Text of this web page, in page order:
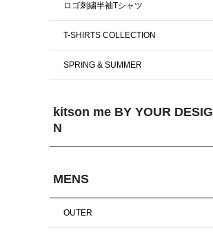
ロゴ刺繍半袖Tシャツ
T-SHIRTS COLLECTION
SPRING & SUMMER
kitson me BY YOUR DESIG
N
MENS
OUTER